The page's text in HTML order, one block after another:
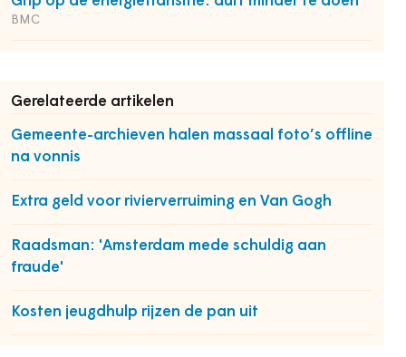
BMC
Gerelateerde artikelen
Gemeente-archieven halen massaal foto’s offline
na vonnis
Extra geld voor rivierverruiming en Van Gogh
Raadsman: 'Amsterdam mede schuldig aan
fraude'
Kosten jeugdhulp rijzen de pan uit